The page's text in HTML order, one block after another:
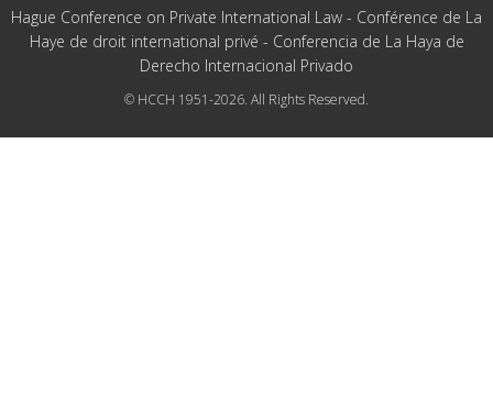
Hague Conference on Private International Law - Conférence de La
Haye de droit international privé - Conferencia de La Haya de
Derecho Internacional Privado
© HCCH 1951-2026. All Rights Reserved.